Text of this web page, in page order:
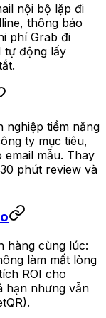
nội bộ lặp đi
thông báo
phí Grab đi
tự động lấy
nghiệp tiềm năng
ty mục tiêu,
mẫu. Thay
phút review và
hàng cùng lúc:
làm mất lòng
ROI cho
hạn nhưng vẫn